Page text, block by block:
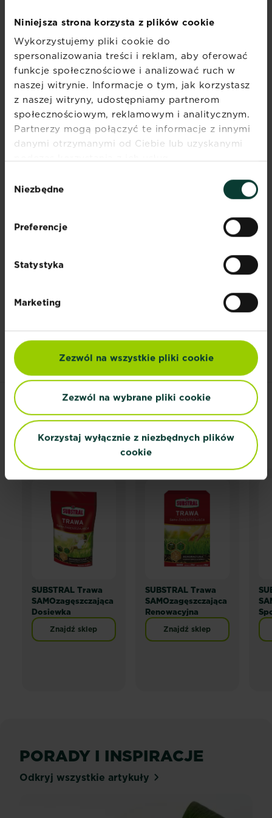
Niniejsza strona korzysta z plików cookie
Wykorzystujemy pliki cookie do
spersonalizowania treści i reklam, aby oferować
funkcje społecznościowe i analizować ruch w
naszej witrynie. Informacje o tym, jak korzystasz
z naszej witryny, udostępniamy partnerom
społecznościowym, reklamowym i analitycznym.
Partnerzy mogą połączyć te informacje z innymi
danymi otrzymanymi od Ciebie lub uzyskanymi
podczas korzystania z ich usług.
zgody
Niezbędne
Preferencje
Statystyka
Marketing
Zezwól na wszystkie pliki cookie
Zezwól na wybrane pliki cookie
Korzystaj wyłącznie z niezbędnych plików
cookie
Nawóz WE Nawóz NPK (Mg-S) 5-15-30
(2-7). Azot całkowity (N) 5% azotu,
amonowy 5%, pięciotlenek fosforu (P 2
O 5) 15% rozpuszczalny w obojętnym
cytrynianie amonu i w wodzie, w tym
13% rozpuszczalnego w wodzie, tlenek
potasu (K 2O) 30% rozpuszczalnego w
wodzie, tlenek magnezu (MgO) 2%,
trójtlenek siarki (SO 3) 7%
NAWÓZ WE Nawóz azotowy N(S) 21-
(24). Azot całkowity (N) 21%, amonowy
rozpuszczalny w wodzie.
Dokumenty
POWIĄZANE
PRODUKTY
SUBSTRAL Trawa
SAMOzagęszczająca
Dosiewka
Znajdź sklep
SUBSTRAL Trawa
SAMOzagęszczająca
Renowacyjna
Znajdź sklep
PORADY I INSPIRACJE
Odkryj wszystkie artykuły